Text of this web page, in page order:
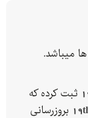
فاضلاب و حتی نم
تلفن تماس بگیرید
نشان دادن مشکل
شماره واتساپ
میباشد.
ثبت کرده که
بروزرسانی